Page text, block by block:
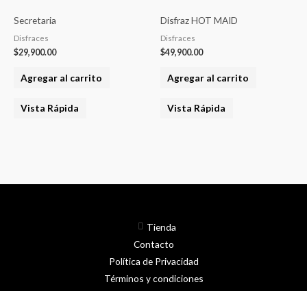
Secretaria
Disfraces
$29,900.00
Agregar al carrito
Vista Rápida
Disfraz HOT MAID
Disfraces
$49,900.00
Agregar al carrito
Vista Rápida
Tienda
Contacto
Política de Privacidad
Términos y condiciones